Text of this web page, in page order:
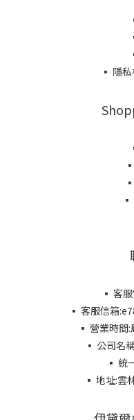
▪ 隱
▪
▪ 客
▪ 客服信箱
▪ 營業時間
▪ 公司名
▪ 統
▪ 地址:雲